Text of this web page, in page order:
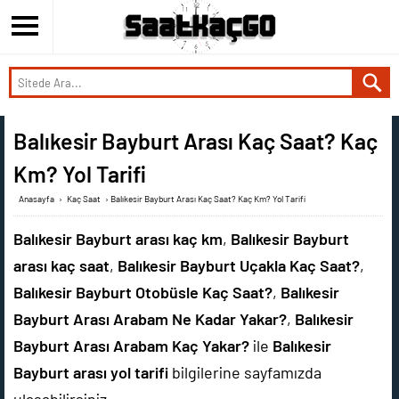
Balıkesir Bayburt Arası Kaç Saat? Kaç
Km? Yol Tarifi
Anasayfa › Kaç Saat › Balıkesir Bayburt Arası Kaç Saat? Kaç Km? Yol Tarifi
Balıkesir Bayburt arası kaç km, Balıkesir Bayburt
arası kaç saat, Balıkesir Bayburt Uçakla Kaç Saat?,
Balıkesir Bayburt Otobüsle Kaç Saat?, Balıkesir
Bayburt Arası Arabam Ne Kadar Yakar?, Balıkesir
Bayburt Arası Arabam Kaç Yakar? ile Balıkesir
Bayburt arası yol tarifi bilgilerine sayfamızda